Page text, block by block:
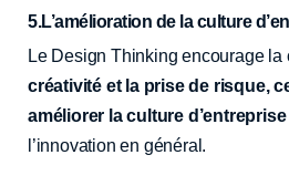
5.L’amélioration de la culture
Le Design Thinking encourage la
créativité et la prise de risque,
améliorer la culture d’entreprise
l’innovation en général.